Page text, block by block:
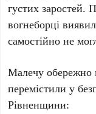
густих заростей.
вогнеборці
самостійно не
Малечу обережно
перемістили у
Рівненщини: